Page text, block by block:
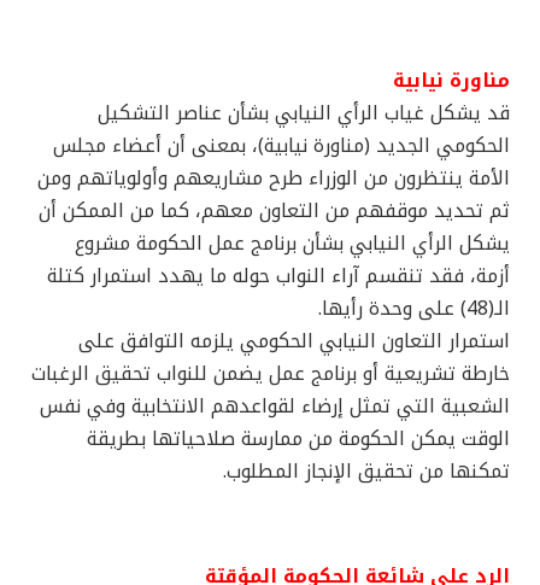
مناورة نيابية
قد يشكل غياب الرأي النيابي بشأن عناصر التشكيل
الحكومي الجديد (مناورة نيابية)، بمعنى أن أعضاء مجلس
الأمة ينتظرون من الوزراء طرح مشاريعهم وأولوياتهم ومن
ثم تحديد موقفهم من التعاون معهم، كما من الممكن أن
يشكل الرأي النيابي بشأن برنامج عمل الحكومة مشروع
أزمة، فقد تنقسم آراء النواب حوله ما يهدد استمرار كتلة
الـ(48) على وحدة رأيها.
استمرار التعاون النيابي الحكومي يلزمه التوافق على
خارطة تشريعية أو برنامج عمل يضمن للنواب تحقيق الرغبات
الشعبية التي تمثل إرضاء لقواعدهم الانتخابية وفي نفس
الوقت يمكن الحكومة من ممارسة صلاحياتها بطريقة
تمكنها من تحقيق الإنجاز المطلوب.
الرد على شائعة الحكومة المؤقتة